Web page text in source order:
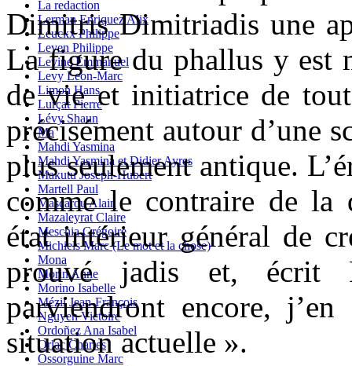
La redaction
Lerman Enriquez Alix
Leuckx Philippe
Leven Philippe
Levine Emmanuel
Levy Leon-Marc
Limon Hans
Lurçat Pierre
Lévy Shaun
Ma
Mahdi Yasmina
Mahdi Yasmina et Didier Ayres
Makutu Joseph-Hubert
Martell Paul
Mascarou Alain
Mazaleyrat Claire
Meschia Grégoire
Michiels Marc (Le mot et la chose)
Mona
Morin Anne
Morino Isabelle
Mézil Jean-François
Nguyen Victoire
Ordoñez Ana Isabel
Orlac Charles
Ossorguine Marc
Dimitris Dimitriadis une
La figure du phallus y est
de vie et initiatrice de
précisément autour d’une
plus seulement antique.
comme le contraire de la
état intérieur général de
prouvé jadis et,
parviendront encore,
situation actuelle ».